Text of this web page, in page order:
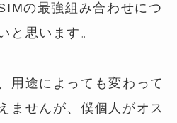
の最強組み合わせにつ
と思います。
用途によっても変わって
ませんが、僕個人がオス